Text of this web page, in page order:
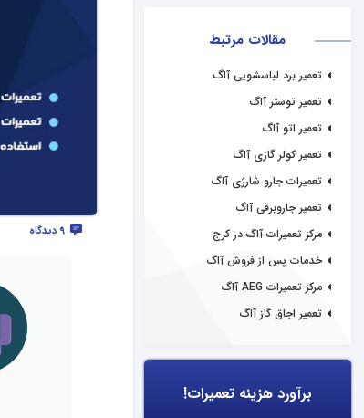
مقالات مرتبط
تعمیر برد لباسشویی آاگ
تعمیر توستر آاگ
تعمیر اتو آاگ
تعمیر کولر گازی آاگ
تعمیرات جارو شارژی آاگ
تعمیر جاروبرقی آاگ
مرکز تعمیرات آاگ در کرج
خدمات پس از فروش آاگ
مرکز تعمیرات AEG آاگ
تعمیر اجاق گاز آاگ
برآورد هزینه تعمیرات!
9 دیدگاه